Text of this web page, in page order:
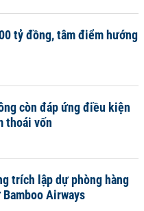
tỷ đồng, tâm điểm hướng
còn đáp ứng điều kiện
thoái vốn
trích lập dự phòng hàng
Airways